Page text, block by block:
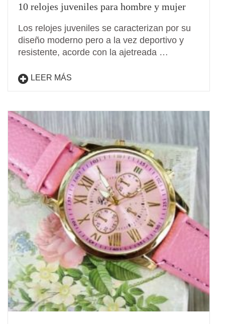
10 relojes juveniles para hombre y mujer
Los relojes juveniles se caracterizan por su
diseño moderno pero a la vez deportivo y
resistente, acorde con la ajetreada …
LEER MÁS